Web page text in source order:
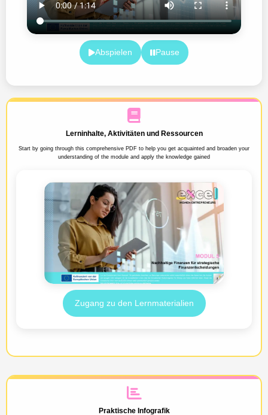
Abspielen Pause
Lerninhalte, Aktivitäten und Ressourcen
Start by going through this comprehensive PDF to help you get acquainted and broaden your
understanding of the module and apply the knowledge gained
Zugang zu den Lernmaterialien
Praktische Infografik